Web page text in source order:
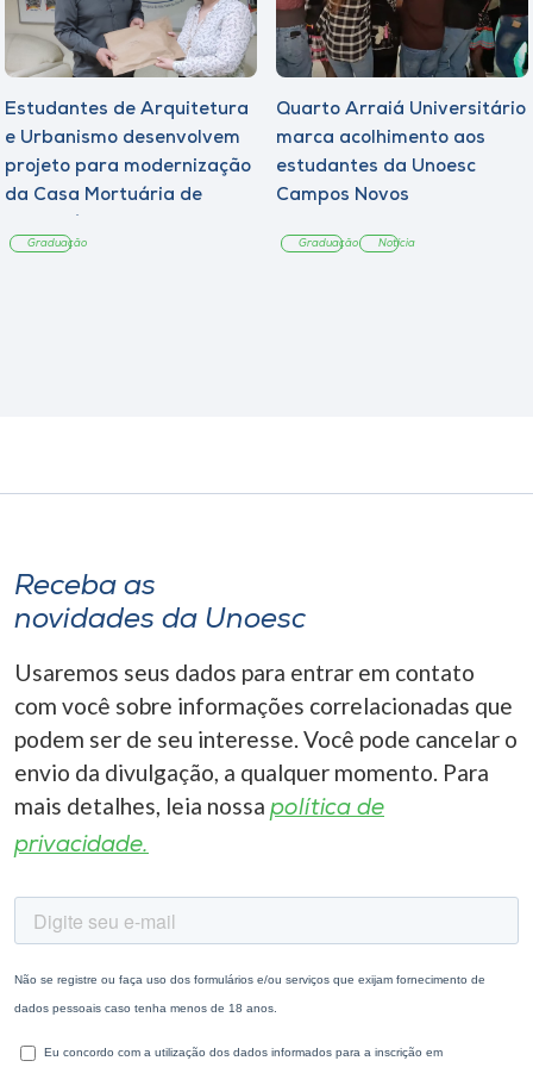
Estudantes de Arquitetura
e Urbanismo desenvolvem
projeto para modernização
da Casa Mortuária de
Graduação
Quarto Arraiá Universitário
marca acolhimento aos
estudantes da Unoesc
Campos Novos
Graduação Notícia
Receba as
novidades da Unoesc
Usaremos seus dados para entrar em contato
com você sobre informações correlacionadas que
podem ser de seu interesse. Você pode cancelar o
envio da divulgação, a qualquer momento. Para
mais detalhes, leia nossa política de
privacidade.